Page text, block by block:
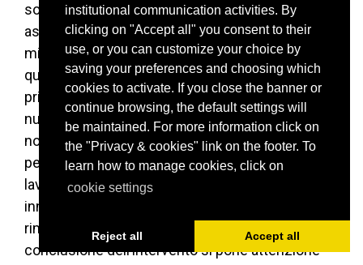
institutional communication activities. By
clicking on "Accept all" you consent to their
use, or you can customize your choice by
saving your preferences and choosing which
cookies to activate. If you close the banner or
continue browsing, the default settings will
be maintained. For more information click on
the "Privacy & cookies" link on the footer. To
learn how to manage cookies, click on
cookie settings
Reject all Accept all
sorte dei fascisti. Città buie, diffusione di armi,
assuefazione alla violenza e soprattutto la
miseria, resero i furti un’esperienza quotidiana
quasi sempre legata all’ottenimento di beni di
prima necessità. Non mancarono inoltre un gran
numero di scioperi e di manifestazioni, dovuti
non solo alla carenza di cibo, che non
permetteva un sostentamento adeguato al
lavoro, ma anche alla mancanza di alloggi per le
innumerevoli famiglie le cui abitazioni erano
rimaste vittime dei bombardamenti. A
conclusione dell’intervento si pone attenzione